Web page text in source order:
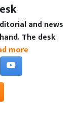
and news
The desk
more